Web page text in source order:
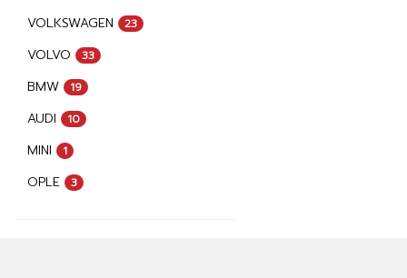
VOLKSWAGEN 23
VOLVO 33
BMW 19
AUDI 10
MINI 1
OPLE 3